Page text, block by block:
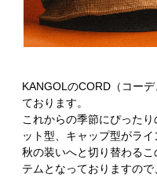
KANGOLのCORD（コー
ております。
これからの季節にぴった
ット型、キャップ型がライ
秋の装いへと切り替わる
テムとなっておりますので